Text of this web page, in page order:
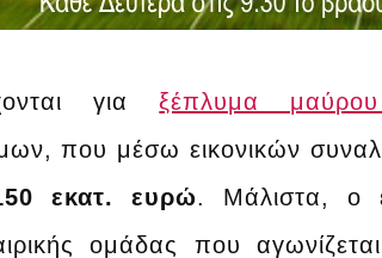
γιαξέπλυμα
που μέσω εικονικών
εκατ. ευρώ. Μάλιστα, ο
ομάδας που